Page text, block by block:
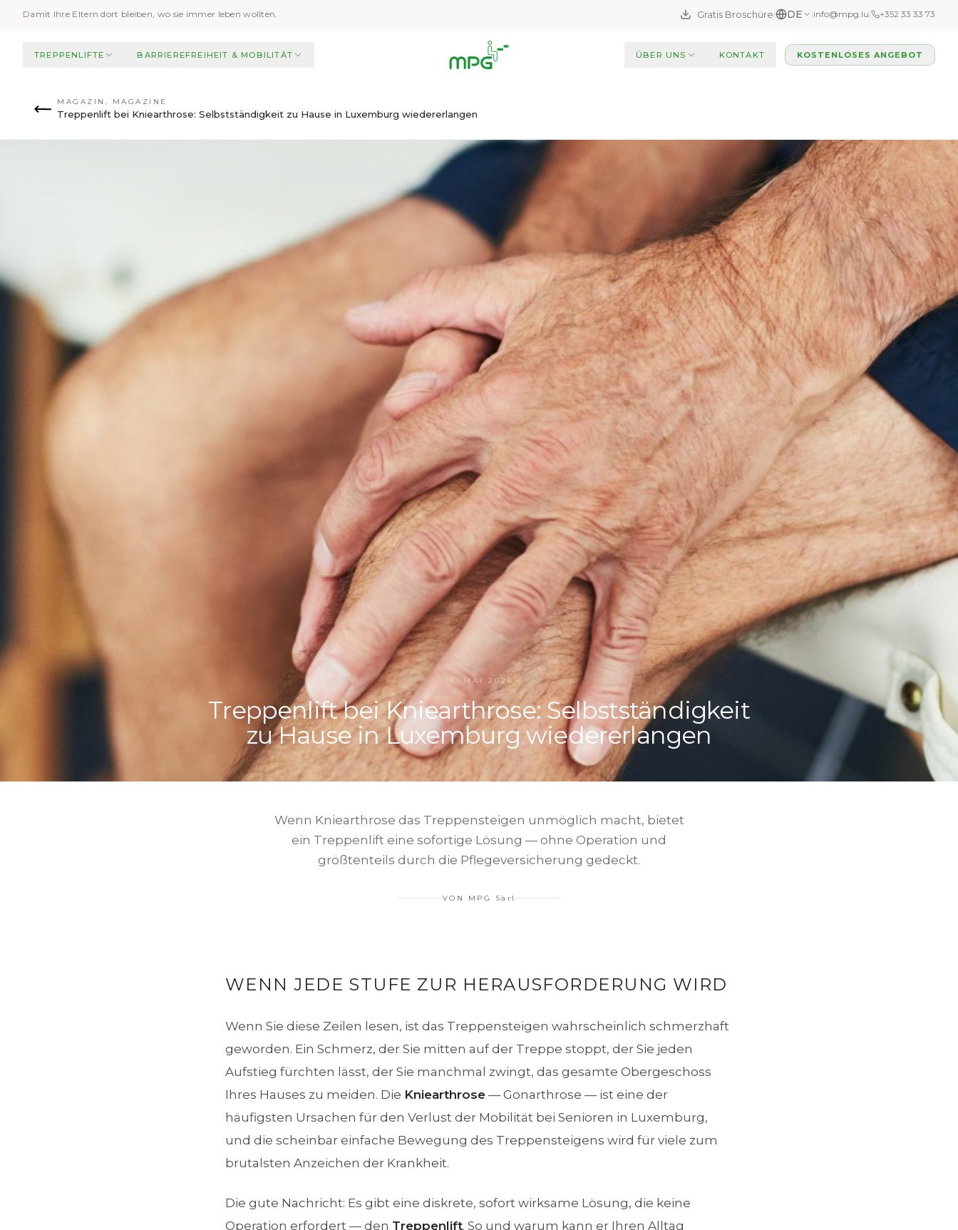
Damit Ihre Eltern dort bleiben, wo sie immer leben wollten. Gratis Broschüre| DE |info@mpg.lu| +352 33 33 73
TREPPENLIFTE BARRIEREFREIHEIT & MOBILITÄT ÜBER UNS KONTAKT KOSTENLOSES ANGEBOT
MAGAZIN MAGAZINE
Treppenlift bei Kniearthrose: Selbstständigkeit zu Hause in Luxemburg wiedererlangen
15. MAI 2026
Treppenlift bei Kniearthrose: Selbstständigkeit
zu Hause in Luxemburg wiedererlangen
Wenn Kniearthrose das Treppensteigen unmöglich macht, bietet
ein Treppenlift eine sofortige Lösung — ohne Operation und
größtenteils durch die Pflegeversicherung gedeckt.
VON MPG Sàrl
WENN JEDE STUFE ZUR HERAUSFORDERUNG WIRD
Wenn Sie diese Zeilen lesen, ist das Treppensteigen wahrscheinlich schmerzhaft
geworden. Ein Schmerz, der Sie mitten auf der Treppe stoppt, der Sie jeden
Aufstieg fürchten lässt, der Sie manchmal zwingt, das gesamte Obergeschoss
Ihres Hauses zu meiden. Die Kniearthrose — Gonarthrose — ist eine der
häufigsten Ursachen für den Verlust der Mobilität bei Senioren in Luxemburg,
und die scheinbar einfache Bewegung des Treppensteigens wird für viele zum
brutalsten Anzeichen der Krankheit.
Die gute Nachricht: Es gibt eine diskrete, sofort wirksame Lösung, die keine
Operation erfordert — den Treppenlift. So und warum kann er Ihren Alltag